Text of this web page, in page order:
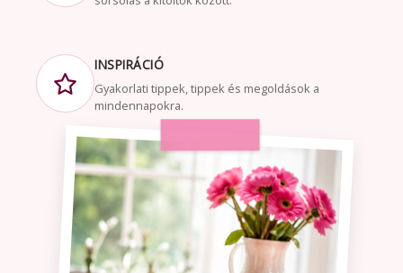
INSPIRÁCIÓ
Gyakorlati tippek, tippek és megoldások a
mindennapokra.